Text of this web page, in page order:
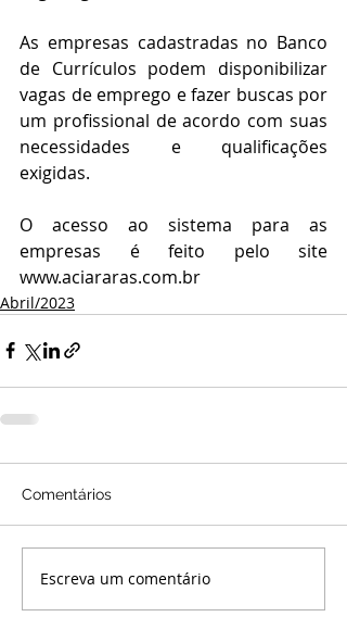
As empresas cadastradas no Banco
de Currículos podem disponibilizar
vagas de emprego e fazer buscas por
um profissional de acordo com suas
necessidades e qualificações
exigidas.
O acesso ao sistema para as
empresas é feito pelo site
www.aciararas.com.br
Abril/2023
Comentários
Escreva um comentário